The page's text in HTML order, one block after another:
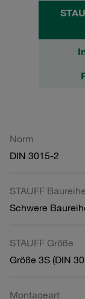
Norm
DIN 3015-2
STAUFF Baureihe
Schwere
STAUFF Größe
Größe 3S (DIN
Montageart